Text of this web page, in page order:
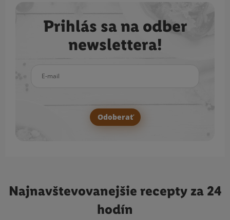
Prihlás sa na odber
newslettera!
Odoberať
Najnavštevovanejšie recepty za 24
hodín